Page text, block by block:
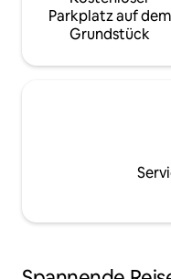
Parkplatz auf dem
Grundstück